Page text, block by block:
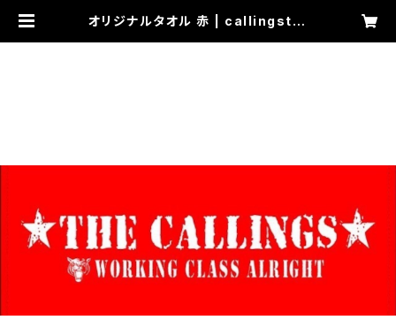
オリジナルタオル 赤 | callingstor